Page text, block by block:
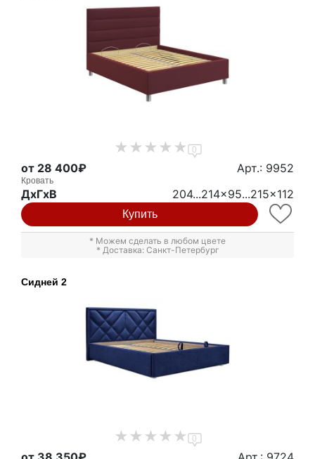
0
от 28 400₽ Арт.: 9952
Кровать
ДxГxВ 204...214x95...215x112
Купить
* Можем сделать в любом цвете
* Доставка: Санкт-Петербург
Сидней 2
0